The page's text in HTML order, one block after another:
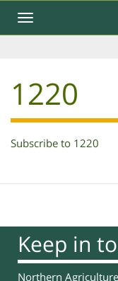
main
Toggle
navigation
1220
Subscribe to 1220
Keep in
Northern